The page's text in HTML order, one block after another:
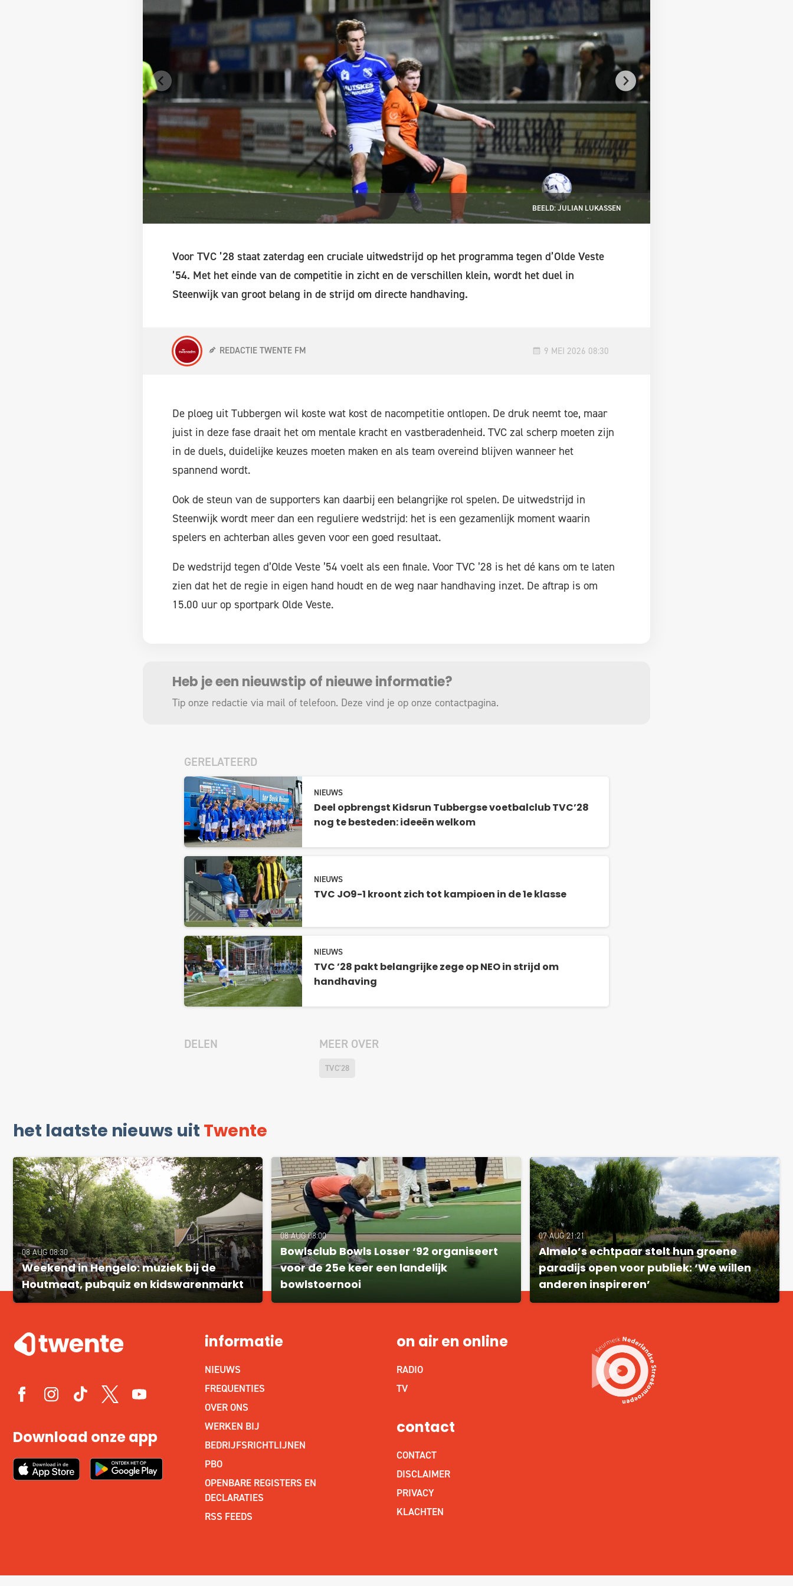
BEELD: JULIAN LUKASSEN
Voor TVC ’28 staat zaterdag een cruciale uitwedstrijd op het programma tegen d’Olde Veste
’54. Met het einde van de competitie in zicht en de verschillen klein, wordt het duel in
Steenwijk van groot belang in de strijd om directe handhaving.
REDACTIE TWENTE FM 9 MEI 2026 08:30
De ploeg uit Tubbergen wil koste wat kost de nacompetitie ontlopen. De druk neemt toe, maar
juist in deze fase draait het om mentale kracht en vastberadenheid. TVC zal scherp moeten zijn
in de duels, duidelijke keuzes moeten maken en als team overeind blijven wanneer het
spannend wordt.
Ook de steun van de supporters kan daarbij een belangrijke rol spelen. De uitwedstrijd in
Steenwijk wordt meer dan een reguliere wedstrijd: het is een gezamenlijk moment waarin
spelers en achterban alles geven voor een goed resultaat.
De wedstrijd tegen d’Olde Veste ’54 voelt als een finale. Voor TVC ’28 is het dé kans om te laten
zien dat het de regie in eigen hand houdt en de weg naar handhaving inzet. De aftrap is om
15.00 uur op sportpark Olde Veste.
Heb je een nieuwstip of nieuwe informatie?
Tip onze redactie via mail of telefoon. Deze vind je op onze contactpagina.
GERELATEERD
NIEUWS
Deel opbrengst Kidsrun Tubbergse voetbalclub TVC’28
nog te besteden: ideeën welkom
NIEUWS
TVC JO9-1 kroont zich tot kampioen in de 1e klasse
NIEUWS
TVC ’28 pakt belangrijke zege op NEO in strijd om
handhaving
DELEN MEER OVER
TVC'28
het laatste nieuws uit Twente
08 AUG 08:30
Weekend in Hengelo: muziek bij de
Houtmaat, pubquiz en kidswarenmarkt
08 AUG 08:00
Bowlsclub Bowls Losser ‘92 organiseert
voor de 25e keer een landelijk
bowlstoernooi
07 AUG 21:21
Almelo’s echtpaar stelt hun groene
paradijs open voor publiek: ‘We willen
anderen inspireren’
Download onze app
informatie
NIEUWS
FREQUENTIES
OVER ONS
WERKEN BIJ
BEDRIJFSRICHTLIJNEN
PBO
OPENBARE REGISTERS EN
DECLARATIES
RSS FEEDS
on air en online
RADIO
TV
contact
CONTACT
DISCLAIMER
PRIVACY
KLACHTEN